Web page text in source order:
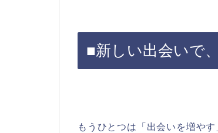
■新しい出会いで
もうひとつは「出会いを増や